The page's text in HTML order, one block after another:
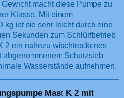
Gewicht macht diese Pumpe zu
Klasse. Mit einem
kg ist sie sehr leicht durch eine
Sekunden zum Schlürfbetrieb
2 ein nahezu wischtrockenes
abgenommenem Schutzsieb
Wasserstände aufnehmen.
Mast K 2 mit